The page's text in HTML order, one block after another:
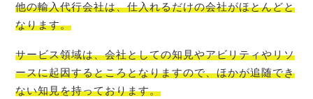
他の輸入代行会社は、仕入れるだけの会社がほとんどと
なります。
サービス領域は、会社としての知見やアビリティやリソ
ースに起因するところとなりますので、ほかが追随でき
ない知見を持っております。